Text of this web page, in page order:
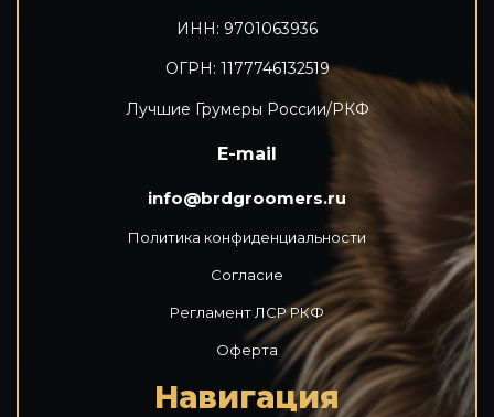
ИНН: 9701063936
ОГРН: 1177746132519
Лучшие Грумеры России/РКФ
E-mail
info@brdgroomers.ru
Политика конфиденциальности
Согласие
Регламент ЛСР РКФ
Оферта
Навигация